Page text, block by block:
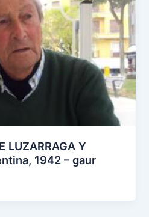
LUZARRAGA Y
1942 – gaur